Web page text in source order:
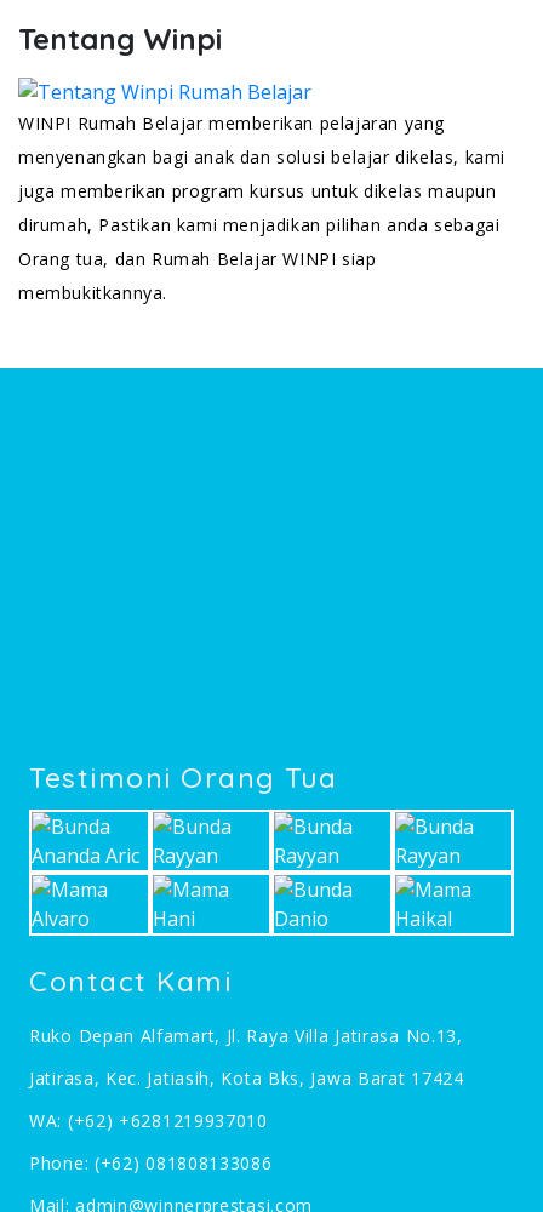
Tentang Winpi
WINPI Rumah Belajar memberikan pelajaran yang
menyenangkan bagi anak dan solusi belajar dikelas, kami
juga memberikan program kursus untuk dikelas maupun
dirumah, Pastikan kami menjadikan pilihan anda sebagai
Orang tua, dan Rumah Belajar WINPI siap
membukitkannya.
Testimoni Orang Tua
Contact Kami
Ruko Depan Alfamart, Jl. Raya Villa Jatirasa No.13,
Jatirasa, Kec. Jatiasih, Kota Bks, Jawa Barat 17424
WA: (+62) +6281219937010
Phone: (+62) 081808133086
Mail:admin@winnerprestasi.com